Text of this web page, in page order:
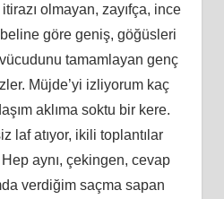
olmayan, zayıfça, ince
göre geniş, göğüsleri
tamamlayan genç
Müjde’yi izliyorum kaç
aklıma soktu bir kere.
laf atıyor, ikili toplantılar
aynı, çekingen, cevap
verdiğim saçma sapan